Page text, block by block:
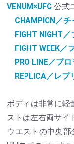
VENUM×UFC 公式
CHAMPION／
FIGHT NIGHT
FIGHT WEEK／
PRO LINE／プ
REPLICA／レプ
ボディは非常に軽
ストは左右両サイ
ウエストの中央部